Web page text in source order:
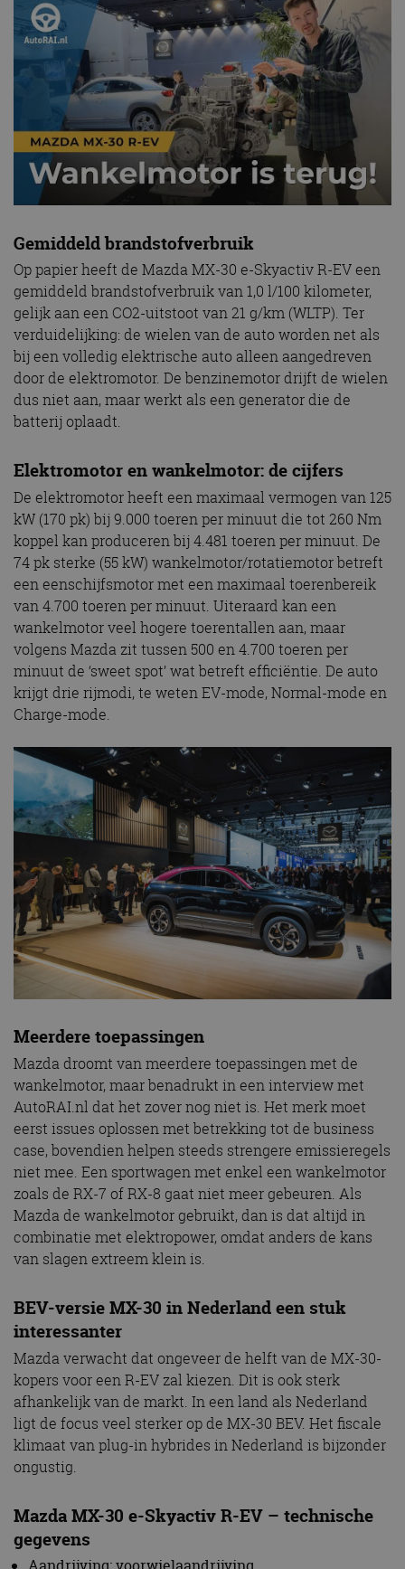
Gemiddeld brandstofverbruik
Op papier heeft de Mazda MX-30 e-Skyactiv R-EV een
gemiddeld brandstofverbruik van 1,0 l/100 kilometer,
gelijk aan een CO2-uitstoot van 21 g/km (WLTP). Ter
verduidelijking: de wielen van de auto worden net als
bij een volledig elektrische auto alleen aangedreven
door de elektromotor. De benzinemotor drijft de wielen
dus niet aan, maar werkt als een generator die de
batterij oplaadt.
Elektromotor en wankelmotor: de cijfers
De elektromotor heeft een maximaal vermogen van 125
kW (170 pk) bij 9.000 toeren per minuut die tot 260 Nm
koppel kan produceren bij 4.481 toeren per minuut. De
74 pk sterke (55 kW) wankelmotor/rotatiemotor betreft
een eenschijfsmotor met een maximaal toerenbereik
van 4.700 toeren per minuut. Uiteraard kan een
wankelmotor veel hogere toerentallen aan, maar
volgens Mazda zit tussen 500 en 4.700 toeren per
minuut de ‘sweet spot’ wat betreft efficiëntie. De auto
krijgt drie rijmodi, te weten EV-mode, Normal-mode en
Charge-mode.
Meerdere toepassingen
Mazda droomt van meerdere toepassingen met de
wankelmotor, maar benadrukt in een interview met
AutoRAI.nl dat het zover nog niet is. Het merk moet
eerst issues oplossen met betrekking tot de business
case, bovendien helpen steeds strengere emissieregels
niet mee. Een sportwagen met enkel een wankelmotor
zoals de RX-7 of RX-8 gaat niet meer gebeuren. Als
Mazda de wankelmotor gebruikt, dan is dat altijd in
combinatie met elektropower, omdat anders de kans
van slagen extreem klein is.
BEV-versie MX-30 in Nederland een stuk
interessanter
Mazda verwacht dat ongeveer de helft van de MX-30-
kopers voor een R-EV zal kiezen. Dit is ook sterk
afhankelijk van de markt. In een land als Nederland
ligt de focus veel sterker op de MX-30 BEV. Het fiscale
klimaat van plug-in hybrides in Nederland is bijzonder
ongustig.
Mazda MX-30 e-Skyactiv R-EV – technische
gegevens